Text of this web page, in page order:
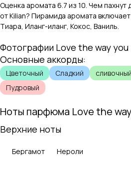
Оценка аромата 6.7 из 10. Чем пахнут
отKilian? Пирамида аромата
Тиара, Иланг-иланг, Кокос, Ваниль.
Фотографии Love the way you
Основные аккорды:
Цветочный Сладкий сливочный
Пудровый
Ноты парфюма Love the
Верхние ноты
Бергамот Нероли